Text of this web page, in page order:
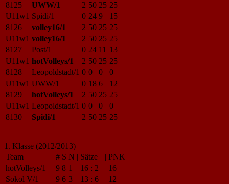
8125
UWW/1 2 50 25 25
U11w1 Spidi/1 0 24 9
15
8126
volley16/1 2 50 25 25
U11w1 volley16/1 2 50 25 25
8127
Post/1 0 24 11 13
U11w1 hotVolleys/1 2 50 25 25
8128
Leopoldstadt/1 0 0 0
0
U11w1 UWW/1 0 18 6
12
8129
hotVolleys/1 2 50 25 25
U11w1 Leopoldstadt/1 0 0 0
0
8130
Spidi/1 2 50 25 25
1. Klasse (2012/2013)
Team
# S N | Sätze | PNK
hotVolleys/1
9 8 1 16 : 2
16
Sokol V/1
9 6 3 13 : 6
12